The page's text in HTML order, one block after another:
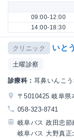
09:00-12:00
14:00-18:30
クリニック いと
土曜診察
診療科： 耳鼻いんこ
〒5010425 岐阜県
058-323-8741
岐阜バス 政田忠
岐阜バス 大野真